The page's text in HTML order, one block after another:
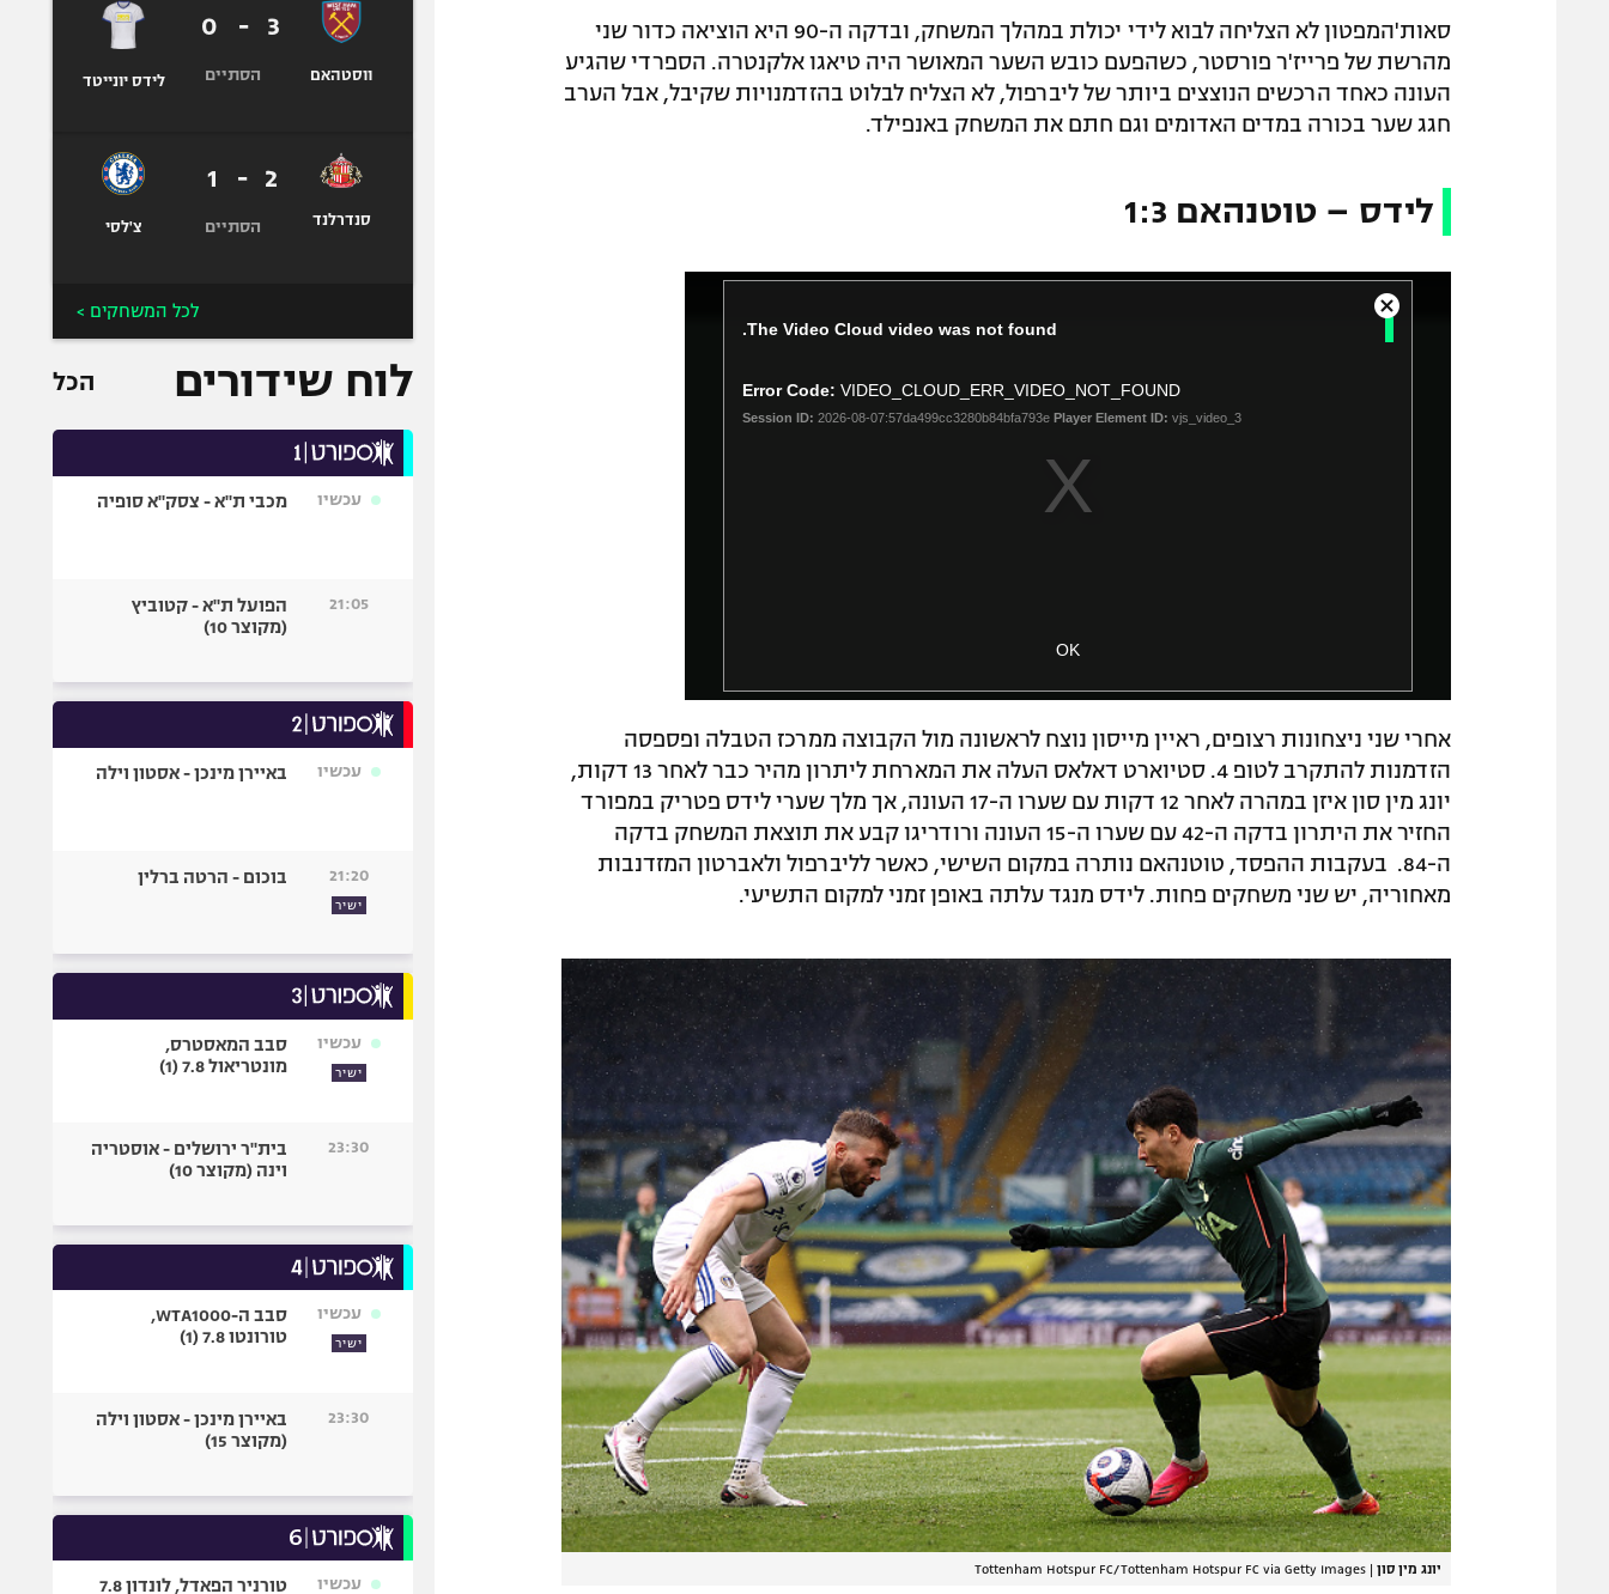
סאות'המפטון לא הצליחה לבוא לידי יכולת במהלך המשחק, ובדקה ה-90 היא הוציאה כדור שני
מהרשת של פרייז'ר פורסטר, כשהפעם כובש השער המאושר היה טיאגו אלקנטרה. הספרדי שהגיע
העונה כאחד הרכשים הנוצצים ביותר של ליברפול, לא הצליח לבלוט בהזדמנויות שקיבל, אבל הערב
חגג שער בכורה במדים האדומים וגם חתם את המשחק באנפילד.
לידס – טוטנהאם 1:3
n
d
o
w
.
The Video Cloud video was not found.
Error Code: VIDEO_CLOUD_ERR_VIDEO_NOT_FOUND
Session ID: 2026-08-07:57da499cc3280b84bfa793e Player Element ID: vjs_video_3
OK
C
l
g
אחרי שני ניצחונות רצופים, ראיין מייסון נוצח לראשונה מול הקבוצה ממרכז הטבלה ופספסה
הזדמנות להתקרב לטופ 4. סטיוארט דאלאס העלה את המארחת ליתרון מהיר כבר לאחר 13 דקות,
יונג מין סון איזן במהרה לאחר 12 דקות עם שערו ה-17 העונה, אך מלך שערי לידס פטריק במפורד
החזיר את היתרון בדקה ה-42 עם שערו ה-15 העונה ורודריגו קבע את תוצאת המשחק בדקה
ה-84. בעקבות ההפסד, טוטנהאם נותרה במקום השישי, כאשר לליברפול ולאברטון המזדנבות
מאחוריה, יש שני משחקים פחות. לידס מנגד עלתה באופן זמני למקום התשיעי.
יונג מין סון |
Tottenham Hotspur FC/Tottenham Hotspur FC via Getty Images
ווסטהאם
3
-
0
הסתיים לידס יונייטד
סנדרלנד
2
-
1
הסתיים צ'לסי
לכל המשחקים >
לוח שידורים הכל
עכשיו מכבי ת"א - צסק"א סופיה
21:05
הפועל ת"א - קטוביץ
(מקוצר 10)
עכשיו באיירן מינכן - אסטון וילה
21:20
ישיר
בוכום - הרטה ברלין
עכשיו
ישיר
סבב המאסטרס,
מונטריאול 7.8 (1)
23:30
בית"ר ירושלים - אוסטריה
וינה (מקוצר 10)
עכשיו
ישיר
סבב ה-WTA1000,
טורונטו 7.8 (1)
23:30
באיירן מינכן - אסטון וילה
(מקוצר 15)
עכשיו טורניר הפאדל, לונדון 7.8